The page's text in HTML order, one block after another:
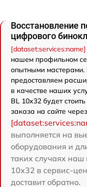
Восстановление
цифрового
нашем профильном
опытными мастерами.
предоставляем
в качестве наших
BL 10x32 будет
заказа на сайте
выполняется на
оборудования и
таких случаях наш
10x32 в сервис-
доставит обратно.